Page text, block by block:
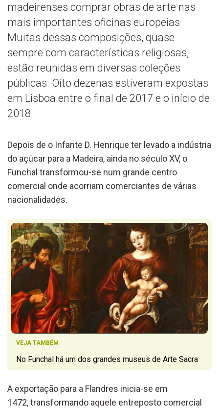
madeirenses comprar obras de arte nas
mais importantes oficinas europeias.
Muitas dessas composições, quase
sempre com características religiosas,
estão reunidas em diversas coleções
públicas. Oito dezenas estiveram expostas
em Lisboa entre o final de 2017 e o início de
2018.
Depois de o Infante D. Henrique ter levado a indústria
do açúcar para a Madeira, ainda no século XV, o
Funchal transformou-se num grande centro
comercial onde acorriam comerciantes de várias
nacionalidades.
VEJA TAMBÉM
No Funchal há um dos grandes museus de Arte Sacra
A exportação para a Flandres inicia-se em
1472, transformando aquele entreposto comercial